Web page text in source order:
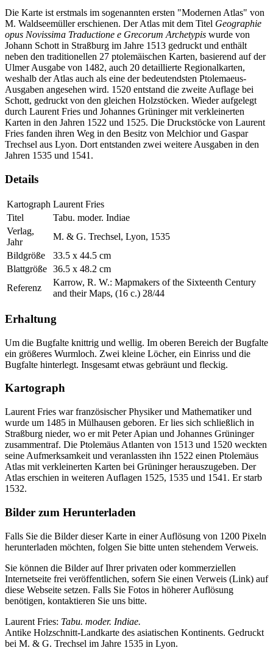
Die Karte ist erstmals im sogenannten ersten "Modernen Atlas" von
M. Waldseemüller erschienen. Der Atlas mit dem Titel Geographie
opus Novissima Traductione e Grecorum Archetypis wurde von
Johann Schott in Straßburg im Jahre 1513 gedruckt und enthält
neben den traditionellen 27 ptolemäischen Karten, basierend auf der
Ulmer Ausgabe von 1482, auch 20 detaillierte Regionalkarten,
weshalb der Atlas auch als eine der bedeutendsten Ptolemaeus-
Ausgaben angesehen wird. 1520 entstand die zweite Auflage bei
Schott, gedruckt von den gleichen Holzstöcken. Wieder aufgelegt
durch Laurent Fries und Johannes Grüninger mit verkleinerten
Karten in den Jahren 1522 und 1525. Die Druckstöcke von Laurent
Fries fanden ihren Weg in den Besitz von Melchior und Gaspar
Trechsel aus Lyon. Dort entstanden zwei weitere Ausgaben in den
Jahren 1535 und 1541.
Details
Kartograph Laurent Fries
Titel
Tabu. moder. Indiae
Verlag,
Jahr
M. & G. Trechsel, Lyon, 1535
Bildgröße
33.5 x 44.5 cm
Blattgröße 36.5 x 48.2 cm
Referenz
Karrow, R. W.: Mapmakers of the Sixteenth Century
and their Maps, (16 c.) 28/44
Erhaltung
Um die Bugfalte knittrig und wellig. Im oberen Bereich der Bugfalte
ein größeres Wurmloch. Zwei kleine Löcher, ein Einriss und die
Bugfalte hinterlegt. Insgesamt etwas gebräunt und fleckig.
Kartograph
Laurent Fries war französischer Physiker und Mathematiker und
wurde um 1485 in Mülhausen geboren. Er lies sich schließlich in
Straßburg nieder, wo er mit Peter Apian und Johannes Grüninger
zusammentraf. Die Ptolemäus Atlanten von 1513 und 1520 weckten
seine Aufmerksamkeit und veranlassten ihn 1522 einen Ptolemäus
Atlas mit verkleinerten Karten bei Grüninger herauszugeben. Der
Atlas erschien in weiteren Auflagen 1525, 1535 und 1541. Er starb
1532.
Bilder zum Herunterladen
Falls Sie die Bilder dieser Karte in einer Auflösung von 1200 Pixeln
herunterladen möchten, folgen Sie bitte unten stehendem Verweis.
Sie können die Bilder auf Ihrer privaten oder kommerziellen
Internetseite frei veröffentlichen, sofern Sie einen Verweis (Link) auf
diese Webseite setzen. Falls Sie Fotos in höherer Auflösung
benötigen, kontaktieren Sie uns bitte.
Laurent Fries: Tabu. moder. Indiae.
Antike Holzschnitt-Landkarte des asiatischen Kontinents. Gedruckt
bei M. & G. Trechsel im Jahre 1535 in Lyon.